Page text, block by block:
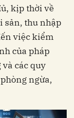
kịp thời về
sản, thu nhập
việc kiểm
của pháp
các quy
ngừa,